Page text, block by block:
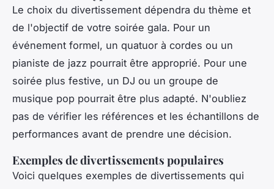
Le choix du divertissement dépendra du thème et
de l'objectif de votre soirée gala. Pour un
événement formel, un quatuor à cordes ou un
pianiste de jazz pourrait être approprié. Pour une
soirée plus festive, un DJ ou un groupe de
musique pop pourrait être plus adapté. N'oubliez
pas de vérifier les références et les échantillons de
performances avant de prendre une décision.
Exemples de divertissements populaires
Voici quelques exemples de divertissements qui